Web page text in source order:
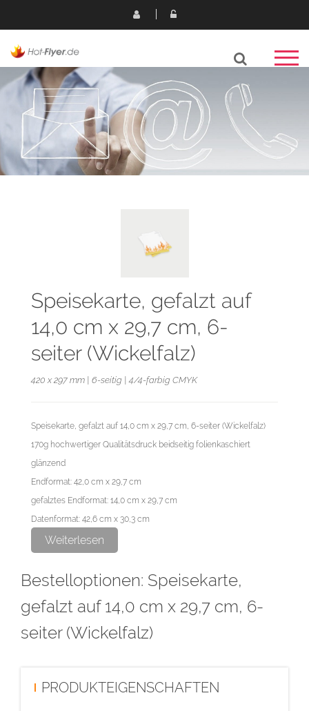
Speisekarte, gefalzt auf
14,0 cm x 29,7 cm, 6-
seiter (Wickelfalz)
420 x 297 mm | 6-seitig | 4/4-farbig CMYK
Speisekarte, gefalzt auf 14,0 cm x 29,7 cm, 6-seiter (Wickelfalz)
170g hochwertiger Qualitätsdruck beidseitig folienkaschiert
glänzend
Endformat: 42,0 cm x 29,7 cm
gefalztes Endformat: 14,0 cm x 29,7 cm
Datenformat: 42,6 cm x 30,3 cm
Falz von links nach rechts in mm: 138-141-141
Diese Auflage wird im hochwertigen Digitaldruck produziert.
Weiterlesen
Bestelloptionen: Speisekarte,
gefalzt auf 14,0 cm x 29,7 cm, 6-
seiter (Wickelfalz)
PRODUKTEIGENSCHAFTEN